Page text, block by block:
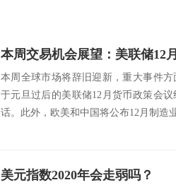
本周交易机会展望：美联储12
本周全球市场将辞旧迎新，重大事件
于元旦过后的美联储12月货币政策会
话。此外，欧美和中国将公布12月制造
美元指数2020年会走弱吗？